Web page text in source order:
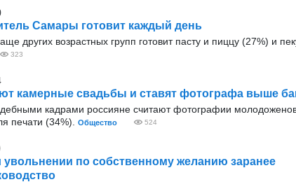
Самары готовит каждый день
других возрастных групп готовит пасту и пиццу (27%) и
323
камерные свадьбы и ставят фотографа выше
кадрами россияне считают фотографии
печати (34%).
Общество 524
увольнении по собственному желанию заранее